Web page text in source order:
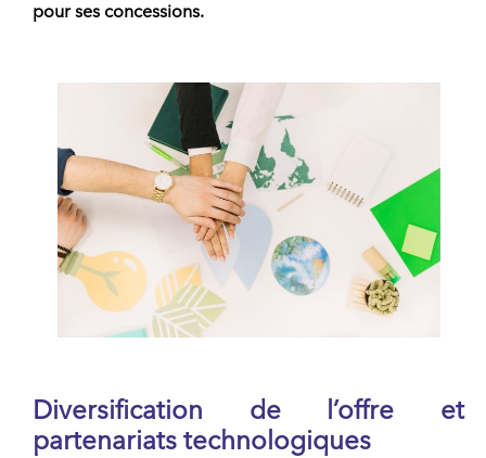
pour ses concessions.
Diversification de l’offre et
partenariats technologiques